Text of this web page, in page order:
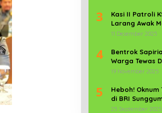
3
Kasi II Patroli
Larang Awak
Media Keluar”
11 Desember 2025
4
Bentrok
Warga Tewas
Lamban
19 November 2025
5
Heboh!
di BRI
Tembakan
25 September 2025